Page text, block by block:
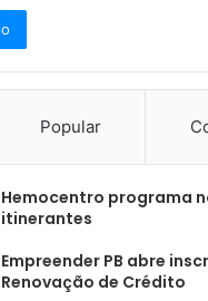
Popular
Hemocentro programa
itinerantes
Empreender PB abre
Renovação de Crédito